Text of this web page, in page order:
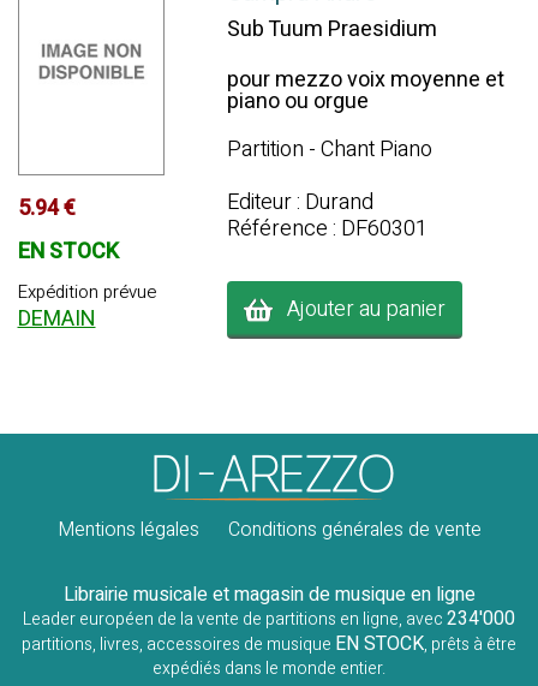
5.94 €
EN STOCK
Expédition prévue
DEMAIN
Sub Tuum Praesidium
pour mezzo voix moyenne et
piano ou orgue
Partition - Chant Piano
Editeur : Durand
Référence : DF60301
Ajouter au panier
Mentions légales Conditions générales de vente
Librairie musicale et magasin de musique en ligne
Leader européen de la vente de partitions en ligne, avec234'000
partitions, livres, accessoires de musique EN STOCK, prêts à être
expédiés dans le monde entier.